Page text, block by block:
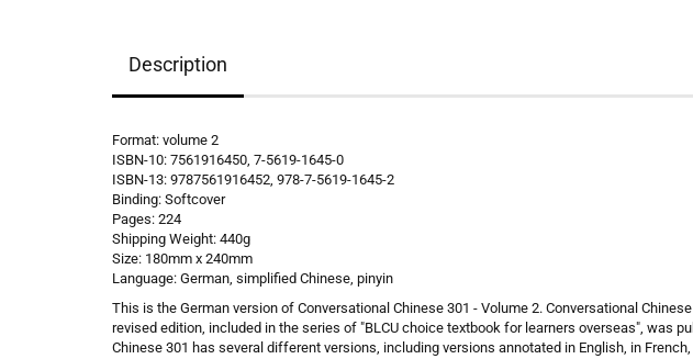
Description
Format: volume 2
ISBN-10: 7561916450, 7-5619-1645-0
ISBN-13: 9787561916452, 978-7-5619-1645-2
Binding: Softcover
Pages: 224
Shipping Weight: 440g
Size: 180mm x 240mm
Language: German, simplified Chinese, pinyin
This is the German version of Conversational Chinese 301 - Volume 2. Conversational
revised edition, included in the series of "BLCU choice textbook for learners overseas", was
Chinese 301 has several different versions, including versions annotated in English, in